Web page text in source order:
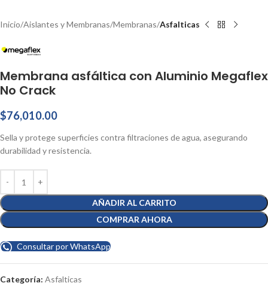
Inicio Aislantes y Membranas Membranas Asfalticas
Membrana asfáltica con Aluminio Megaflex
No Crack
$76,010.00
Sella y protege superficies contra filtraciones de agua, asegurando
durabilidad y resistencia.
AÑADIR AL CARRITO
COMPRAR AHORA
Consultar por WhatsApp
Categoría: Asfalticas